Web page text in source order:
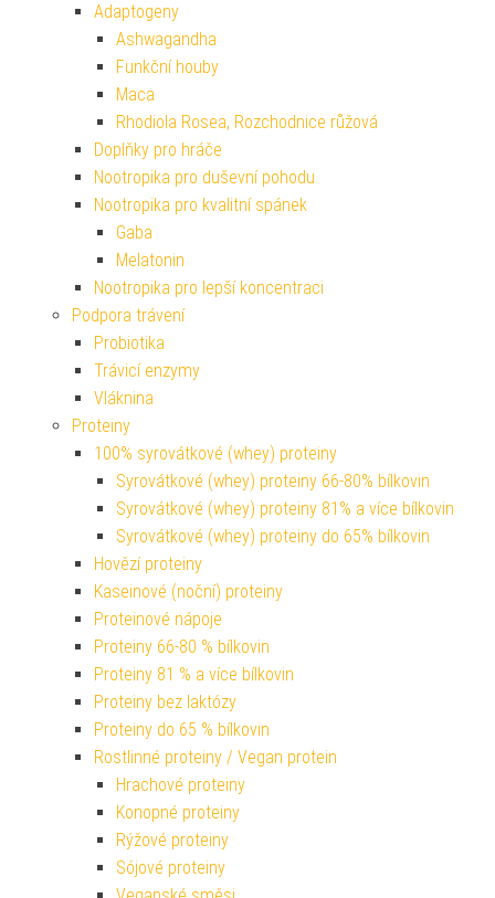
Adaptogeny
Ashwagandha
Funkční houby
Maca
Rhodiola Rosea, Rozchodnice růžová
Doplňky pro hráče
Nootropika pro duševní pohodu
Nootropika pro kvalitní spánek
Gaba
Melatonin
Nootropika pro lepší koncentraci
Podpora trávení
Probiotika
Trávicí enzymy
Vláknina
Proteiny
100% syrovátkové (whey) proteiny
Syrovátkové (whey) proteiny 66-80% bílkovin
Syrovátkové (whey) proteiny 81% a více bílkovin
Syrovátkové (whey) proteiny do 65% bílkovin
Hovězí proteiny
Kaseinové (noční) proteiny
Proteinové nápoje
Proteiny 66-80 % bílkovin
Proteiny 81 % a více bílkovin
Proteiny bez laktózy
Proteiny do 65 % bílkovin
Rostlinné proteiny / Vegan protein
Hrachové proteiny
Konopné proteiny
Rýžové proteiny
Sójové proteiny